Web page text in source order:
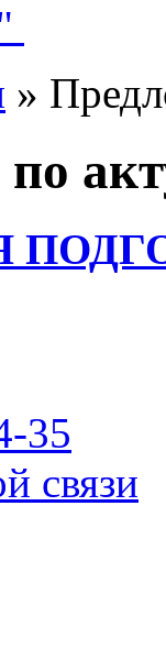
»
35
связи